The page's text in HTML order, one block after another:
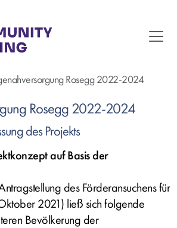
Rosegg 2022-2024
Rosegg 2022-2024
des Projekts
auf Basis der
des Förderansuchens für
2021) ließ sich folgende
Bevölkerung der